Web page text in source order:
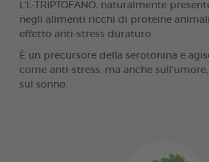
L'L-TRIPTOFANO, naturalmente
negli alimenti ricchi di proteine
effetto anti-stress duraturo.
È un precursore della serotonina e
come anti-stress, ma anche
sul sonno.